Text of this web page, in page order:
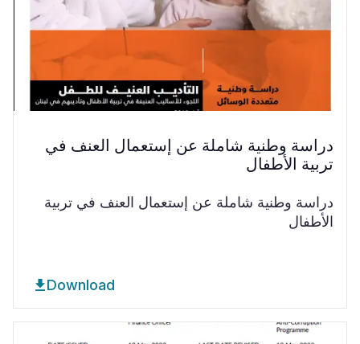
دراسة وطنية شاملة عن إستعمال العنف في
تربية الأطفال
دراسة وطنية شاملة عن إستعمال العنف في تربية
الأطفال
Download